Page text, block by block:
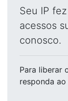
Seu IP
acessos
conosco.
Para liberar
responda